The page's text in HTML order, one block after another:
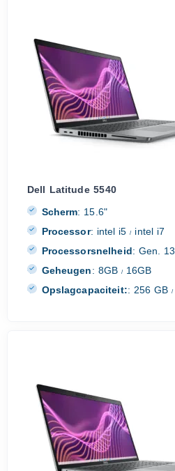
Dell Latitude 5540
Scherm: 15.6"
Processor: intel i5/ intel i7
Processorsnelheid: Gen. 13
Geheugen: 8GB / 16GB
Opslagcapaciteit:: 256 GB/